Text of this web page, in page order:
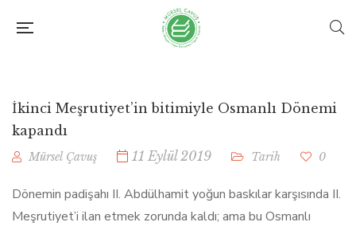
İkinci Meşrutiyet’in bitimiyle Osmanlı Dönemi
kapandı
Mürsel Çavuş 11 Eylül 2019 Tarih 0
Dönemin padişahı II. Abdülhamit yoğun baskılar karşısında II.
Meşrutiyet’i ilan etmek zorunda kaldı; ama bu Osmanlı